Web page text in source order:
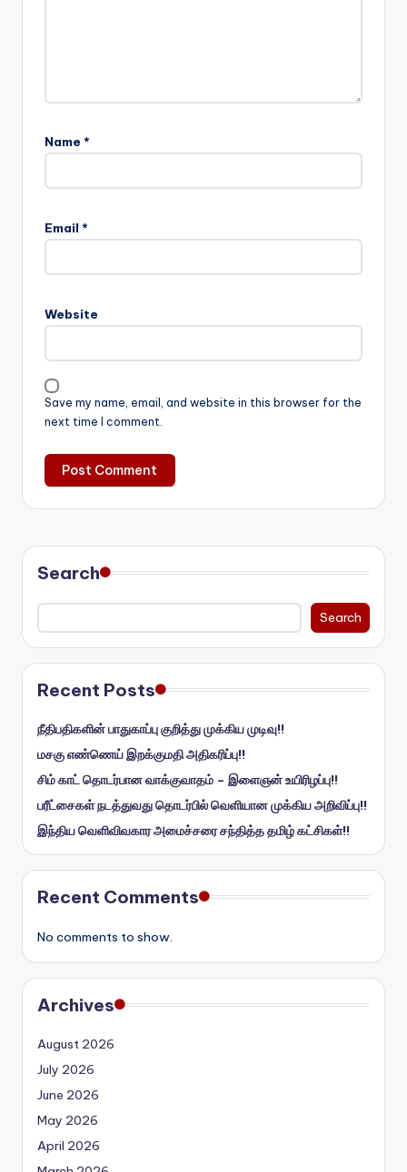
Name *
Email *
Website
Save my name, email, and website in this browser for the
next time I comment.
Search
Search
Recent Posts
நீதிபதிகளின் பாதுகாப்பு குறித்து முக்கிய முடிவு!!
மசகு எண்ணெய் இறக்குமதி அதிகரிப்பு!!
சிம் காட் தொடர்பான வாக்குவாதம் – இளைஞன் உயிரிழப்பு!!
பரீட்சைகள் நடத்துவது தொடர்பில் வெளியான முக்கிய அறிவிப்பு!!
இந்திய வெளிவிவகார அமைச்சரை சந்தித்த தமிழ் கட்சிகள்!!
Recent Comments
No comments to show.
Archives
August 2026
July 2026
June 2026
May 2026
April 2026